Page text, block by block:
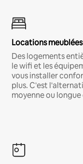
Locations meublées
Des logements
le wifi et les
vous installer
plus. C'est
moyenne ou longue